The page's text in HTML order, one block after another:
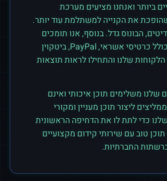
ביותר ואנחנו מציעים מערכת
את הקנייה למשתלמת עוד יותר.
הבונוס גדל. בנוסף, אנו תומכים
במגוון אמצעי תשלום כולל כרטיסי אשראי, PayPal, ביטקוין
שלנו והתחילו לראות תוצאות
שלנו משלימים תוכן איכותי ואינם
ליצור תוכן מעניין ומקורי
כדי לתת לו את הדחיפה הראשונית
טוב עם שירותי קידום מקצועיים
החברתיות.